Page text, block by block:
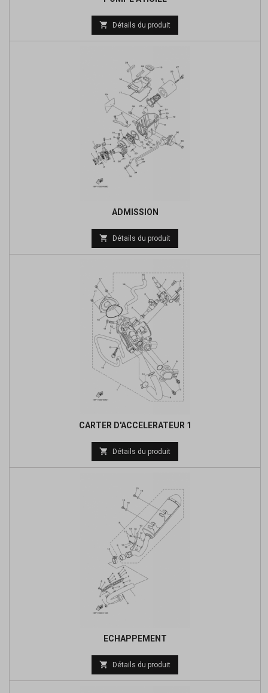
Prix
de
 Détails du produit
ADMISSION
Prix
de
 Détails du produit
CARTER D'ACCELERATEUR 1
Prix
de
 Détails du produit
ECHAPPEMENT
Prix
de
 Détails du produit